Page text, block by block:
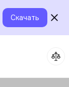
Скачать